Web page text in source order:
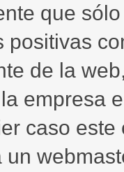
que
positivas
de la
empresa
caso
un